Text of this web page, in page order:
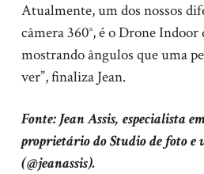
Atualmente, um dos nossos
câmera 360°, é o Drone
mostrando ângulos que uma
ver”, finaliza Jean.
Fonte: Jean Assis, especialista
proprietário do Studio de foto e
(@jeanassis).